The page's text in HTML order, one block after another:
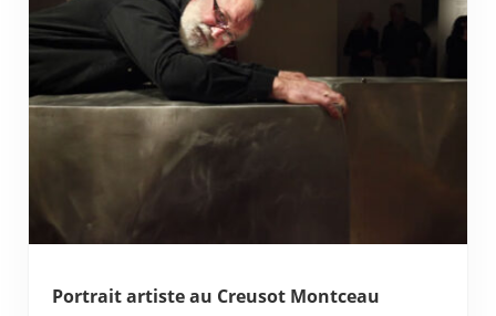
Portrait artiste au Creusot Montceau